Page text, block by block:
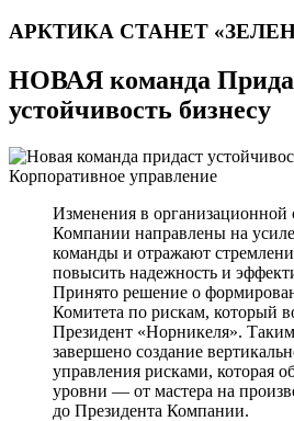
АРКТИКА СТАНЕТ
НОВАЯ команда
устойчивость бизнесу
Корпоративное управление
Изменения в организационной
Компании направлены на
команды и отражают
повысить надежность и
Принято решение о
Комитета по рискам, который
Президент «Норникеля». Таким
завершено создание
управления рисками, которая
уровни — от мастера на
до Президента Компании.